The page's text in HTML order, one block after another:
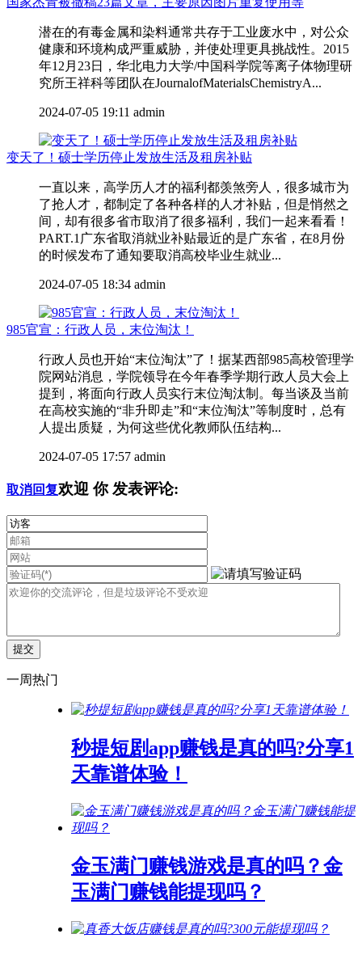
潜在的有毒金属和染料通常共存于工业废水中，对公众
健康和环境构成严重威胁，并使处理更具挑战性。2015
年12月23日，华北电力大学/中国科学院等离子体物理研
究所王祥科等团队在JournalofMaterialsChemistryA...
2024-07-05 19:11 admin
变天了！硕士学历停止发放生活及租房补贴
一直以来，高学历人才的福利都羡煞旁人，很多城市为
了抢人才，都制定了各种各样的人才补贴，但是悄然之
间，却有很多省市取消了很多福利，我们一起来看看！
PART.1广东省取消就业补贴最近的是广东省，在8月份
的时候发布了通知要取消高校毕业生就业...
2024-07-05 18:34 admin
985官宣：行政人员，末位淘汰！
行政人员也开始“末位淘汰”了！据某西部985高校管理学
院网站消息，学院领导在今年春季学期行政人员大会上
提到，将面向行政人员实行末位淘汰制。每当谈及当前
在高校实施的“非升即走”和“末位淘汰”等制度时，总有
人提出质疑，为何这些优化教师队伍结构...
2024-07-05 17:57 admin
取消回复欢迎 你发表评论:
一周热门
秒提短剧app赚钱是真的吗?分享1
天靠谱体验！
金玉满门赚钱游戏是真的吗？金
玉满门赚钱能提现吗？